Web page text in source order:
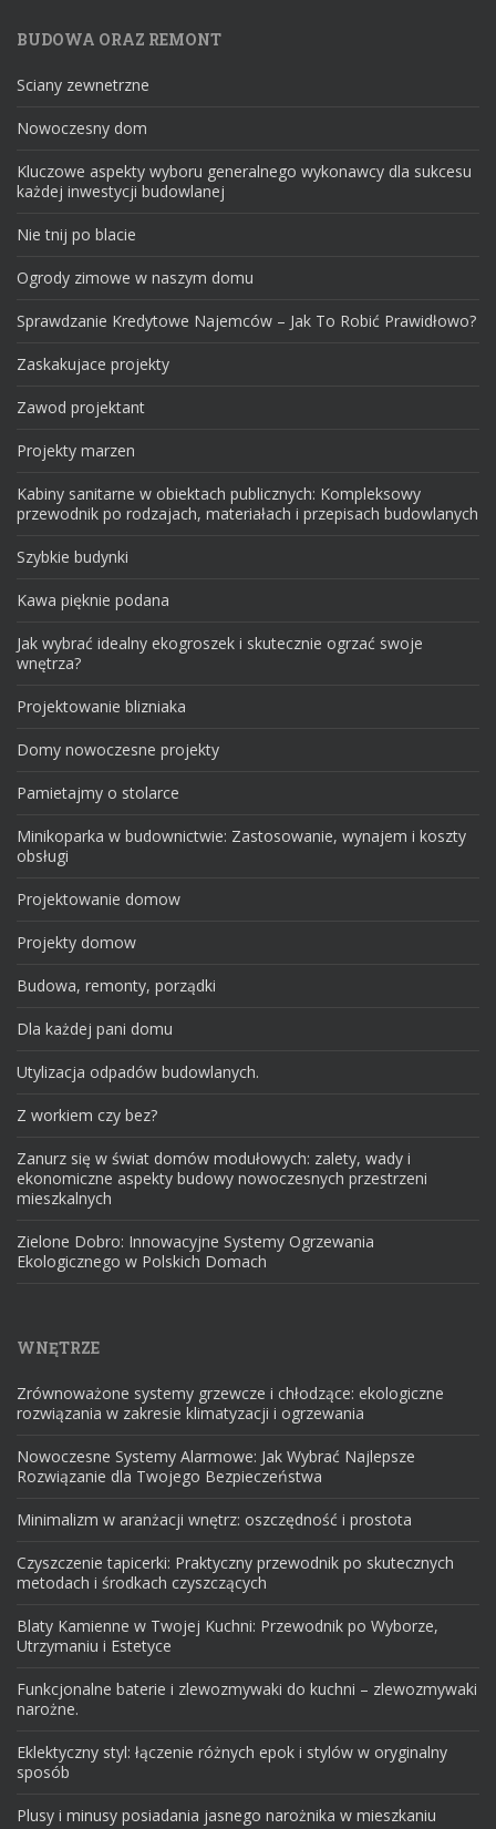
BUDOWA ORAZ REMONT
Sciany zewnetrzne
Nowoczesny dom
Kluczowe aspekty wyboru generalnego wykonawcy dla sukcesu
każdej inwestycji budowlanej
Nie tnij po blacie
Ogrody zimowe w naszym domu
Sprawdzanie Kredytowe Najemców – Jak To Robić Prawidłowo?
Zaskakujace projekty
Zawod projektant
Projekty marzen
Kabiny sanitarne w obiektach publicznych: Kompleksowy
przewodnik po rodzajach, materiałach i przepisach budowlanych
Szybkie budynki
Kawa pięknie podana
Jak wybrać idealny ekogroszek i skutecznie ogrzać swoje
wnętrza?
Projektowanie blizniaka
Domy nowoczesne projekty
Pamietajmy o stolarce
Minikoparka w budownictwie: Zastosowanie, wynajem i koszty
obsługi
Projektowanie domow
Projekty domow
Budowa, remonty, porządki
Dla każdej pani domu
Utylizacja odpadów budowlanych.
Z workiem czy bez?
Zanurz się w świat domów modułowych: zalety, wady i
ekonomiczne aspekty budowy nowoczesnych przestrzeni
mieszkalnych
Zielone Dobro: Innowacyjne Systemy Ogrzewania
Ekologicznego w Polskich Domach
WNĘTRZE
Zrównoważone systemy grzewcze i chłodzące: ekologiczne
rozwiązania w zakresie klimatyzacji i ogrzewania
Nowoczesne Systemy Alarmowe: Jak Wybrać Najlepsze
Rozwiązanie dla Twojego Bezpieczeństwa
Minimalizm w aranżacji wnętrz: oszczędność i prostota
Czyszczenie tapicerki: Praktyczny przewodnik po skutecznych
metodach i środkach czyszczących
Blaty Kamienne w Twojej Kuchni: Przewodnik po Wyborze,
Utrzymaniu i Estetyce
Funkcjonalne baterie i zlewozmywaki do kuchni – zlewozmywaki
narożne.
Eklektyczny styl: łączenie różnych epok i stylów w oryginalny
sposób
Plusy i minusy posiadania jasnego narożnika w mieszkaniu